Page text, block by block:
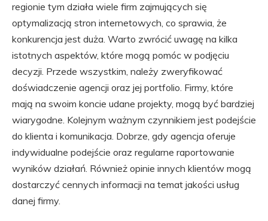
regionie tym działa wiele firm zajmujących się
optymalizacją stron internetowych, co sprawia, że
konkurencja jest duża. Warto zwrócić uwagę na kilka
istotnych aspektów, które mogą pomóc w podjęciu
decyzji. Przede wszystkim, należy zweryfikować
doświadczenie agencji oraz jej portfolio. Firmy, które
mają na swoim koncie udane projekty, mogą być bardziej
wiarygodne. Kolejnym ważnym czynnikiem jest podejście
do klienta i komunikacja. Dobrze, gdy agencja oferuje
indywidualne podejście oraz regularne raportowanie
wyników działań. Również opinie innych klientów mogą
dostarczyć cennych informacji na temat jakości usług
danej firmy.